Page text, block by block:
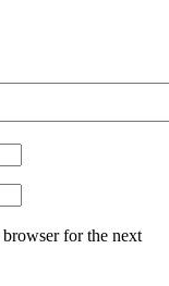
for the next